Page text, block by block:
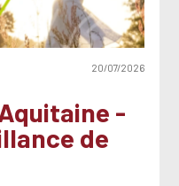
20/07/2026
-
de